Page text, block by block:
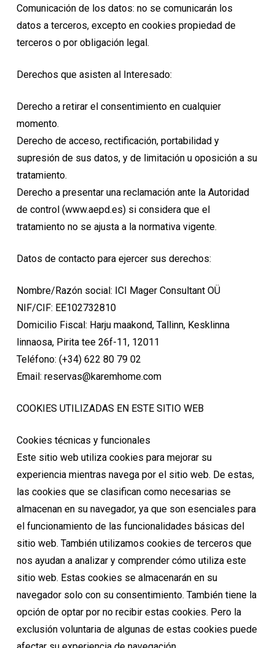
Comunicación de los datos: no se comunicarán los
datos a terceros, excepto en cookies propiedad de
terceros o por obligación legal.
Derechos que asisten al Interesado:
Derecho a retirar el consentimiento en cualquier
momento.
Derecho de acceso, rectificación, portabilidad y
supresión de sus datos, y de limitación u oposición a su
tratamiento.
Derecho a presentar una reclamación ante la Autoridad
de control (www.aepd.es) si considera que el
tratamiento no se ajusta a la normativa vigente.
Datos de contacto para ejercer sus derechos:
Nombre/Razón social: ICI Mager Consultant OÜ
NIF/CIF: EE102732810
Domicilio Fiscal: Harju maakond, Tallinn, Kesklinna
linnaosa, Pirita tee 26f-11, 12011
Teléfono: (+34) 622 80 79 02
Email: reservas@karemhome.com
COOKIES UTILIZADAS EN ESTE SITIO WEB
Cookies técnicas y funcionales
Este sitio web utiliza cookies para mejorar su
experiencia mientras navega por el sitio web. De estas,
las cookies que se clasifican como necesarias se
almacenan en su navegador, ya que son esenciales para
el funcionamiento de las funcionalidades básicas del
sitio web. También utilizamos cookies de terceros que
nos ayudan a analizar y comprender cómo utiliza este
sitio web. Estas cookies se almacenarán en su
navegador solo con su consentimiento. También tiene la
opción de optar por no recibir estas cookies. Pero la
exclusión voluntaria de algunas de estas cookies puede